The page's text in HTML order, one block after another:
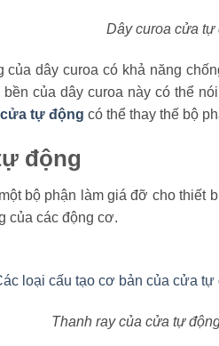
Dây curoa cửa tự
của dây curoa có khả năng
của dây curoa này có thể
tự động có thể thay thế bộ
động
bộ phận làm giá đỡ cho thiết
của các động cơ.
Thanh ray của cửa tự